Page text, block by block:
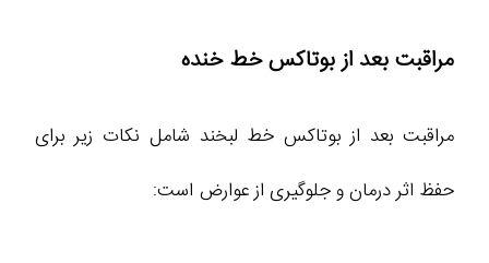
مراقبت بعد از بوتاکس خط خنده
مراقبت بعد از بوتاکس خط لبخند شامل نکات زیر برای
حفظ اثر درمان و جلوگیری از عوارض است: